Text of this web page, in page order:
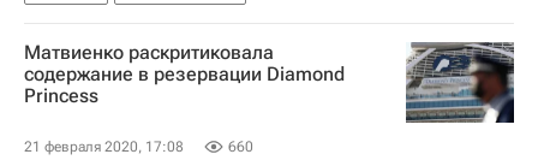
Матвиенко раскритиковала
содержание в резервации Diamond
Princess
21 февраля 2020, 17:08 660